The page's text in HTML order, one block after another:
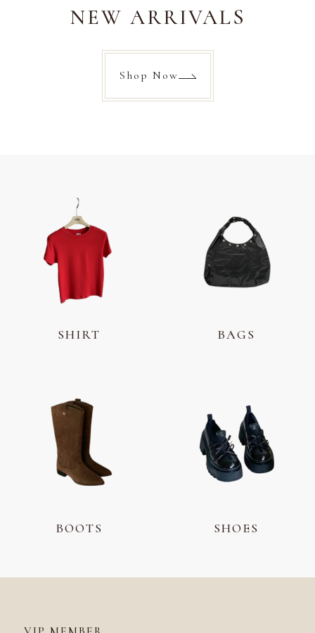
NEW ARRIVALS
Shop Now
SHIRT BAGS
BOOTS SHOES